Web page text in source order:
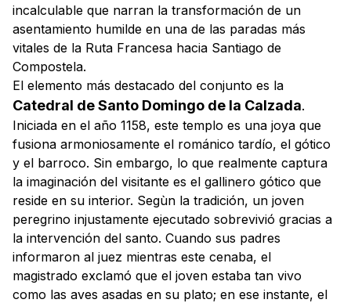
incalculable que narran la transformación de un
asentamiento humilde en una de las paradas más
vitales de la Ruta Francesa hacia Santiago de
Compostela.
El elemento más destacado del conjunto es la
Catedral de Santo Domingo de la Calzada.
Iniciada en el año 1158, este templo es una joya que
fusiona armoniosamente el románico tardío, el gótico
y el barroco. Sin embargo, lo que realmente captura
la imaginación del visitante es el gallinero gótico que
reside en su interior. Segùn la tradición, un joven
peregrino injustamente ejecutado sobrevivió gracias a
la intervención del santo. Cuando sus padres
informaron al juez mientras este cenaba, el
magistrado exclamó que el joven estaba tan vivo
como las aves asadas en su plato; en ese instante, el